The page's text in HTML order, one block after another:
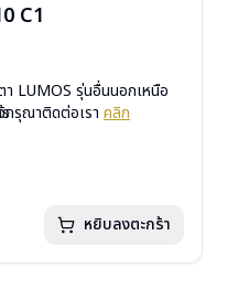
C1
LUMOS รุ่นอื่นนอกเหนือ
กรุณาติดต่อเรา คลิก
หยิบลงตะกร้า